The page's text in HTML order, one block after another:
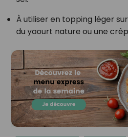
À utiliser en topping léger
du yaourt nature ou une